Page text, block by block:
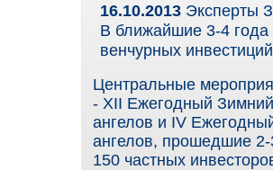
16.10.2013 Эксперты
В ближайшие 3-4
венчурных
Центральные
- XII Ежегодный Зимний
ангелов и IV
ангелов, прошедшие 2-
150 частных